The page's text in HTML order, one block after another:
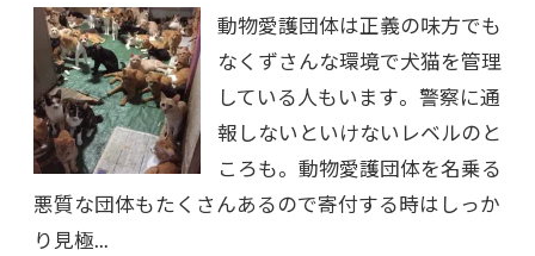
動物愛護団体は正義の味方でも
なくずさんな環境で犬猫を管理
している人もいます。 警察に通
報しないといけないレベルのと
ころも。 動物愛護団体を名乗る
悪質な団体もたくさんあるので寄付する時はしっか
り見極...